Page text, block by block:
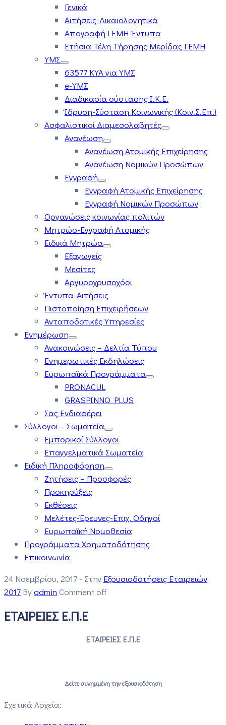
Γενικά
Αιτήσεις-Δικαιολογητικά
Απογραφή ΓΕΜΗ-Έντυπα
Ετήσια Τέλη Τήρησης Μερίδας ΓΕΜΗ
ΥΜΣ
63577 ΚΥΑ για ΥΜΣ
e-ΥΜΣ
Διαδικασία σύστασης Ι.Κ.Ε.
Ίδρυση-Σύσταση Κοινωνικής (Κοιν.Σ.Επ.)
Ασφαλιστικοί Διαμεσολαβητές
Ανανέωση
Ανανέωση Ατομικής Επιχείρησης
Ανανέωση Νομικών Προσώπων
Εγγραφή
Εγγραφή Ατομικής Επιχείρησης
Εγγραφή Νομικών Προσώπων
Οργανώσεις κοινωνίας πολιτών
Μητρώο-Εγγραφή Ατομικής
Ειδικά Μητρώα
Εξαγωγείς
Μεσίτες
Αργυροχρυσοχόοι
Έντυπα-Αιτήσεις
Πιστοποίηση Επιχειρήσεων
Ανταποδοτικές Υπηρεσίες
Ενημέρωση
Ανακοινώσεις – Δελτία Τύπου
Ενημερωτικές Εκδηλώσεις
Ευρωπαϊκά Προγράμματα
PRONACUL
GRASPINNO PLUS
Σας Ενδιαφέρει
Σύλλογοι – Σωματεία
Εμπορικοί Σύλλογοι
Επαγγελματικά Σωματεία
Ειδική Πληροφόρηση
Ζητήσεις – Προσφορές
Προκηρύξεις
Εκθέσεις
Μελέτες-Έρευνες-Επιχ. Οδηγοί
Ευρωπαϊκή Νομοθεσία
Προγράμματα Χρηματοδότησης
Επικοινωνία
24 Νοεμβρίου, 2017 - Στην Εξουσιοδοτήσεις Εταιρειών
2017 Byadmin Comment off
ΕΤΑΙΡΕΙΕΣ Ε.Π.Ε
ΕΤΑΙΡΕΙΕΣ Ε.Π.Ε
Δείτε συνημμένη την εξουσιοδότηση
Σχετικά Αρχεία: